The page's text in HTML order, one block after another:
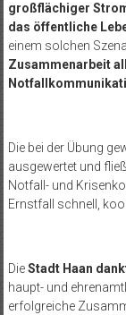
großflächiger
das öffentliche
einem solchen
Zusammenarbeit
Die bei der Übung
ausgewertet und
Notfall- und
Ernstfall schnell,
DieStadt Haan
haupt- und
erfolgreiche